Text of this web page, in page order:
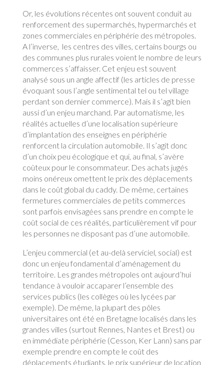
Or, les évolutions récentes ont souvent conduit au
renforcement des supermarchés, hypermarchés et
zones commerciales en périphérie des métropoles.
A l’inverse, les centres des villes, certains bourgs ou
des communes plus rurales voient le nombre de leurs
commerces s’affaisser. Cet enjeu est souvent
analysé sous un angle affectif (les articles de presse
évoquant sous l’angle sentimental tel ou tel village
perdant son dernier commerce). Mais il s’agit bien
aussi d’un enjeu marchand. Par automatisme, les
réalités actuelles d’une localisation supérieure
d’implantation des enseignes en périphérie
renforcent la circulation automobile. Il s’agit donc
d’un choix peu écologique et qui, au final, s’avère
coûteux pour le consommateur. Des achats jugés
moins onéreux omettent le prix des déplacements
dans le coût global du caddy. De même, certaines
fermetures commerciales de petits commerces
sont parfois envisagées sans prendre en compte le
coût social de ces réalités, particulièrement vif pour
les personnes ne disposant pas d’une automobile.
L’enjeu commercial (et au-delà serviciel, social) est
donc un enjeu fondamental d’aménagement du
territoire. Les grandes métropoles ont aujourd’hui
tendance à vouloir accaparer l’ensemble des
services publics (les collèges où les lycées par
exemple). De même, la plupart des pôles
universitaires ont été en Bretagne localisés dans les
grandes villes (surtout Rennes, Nantes et Brest) ou
en immédiate périphérie (Cesson, Ker Lann) sans par
exemple prendre en compte le coût des
déplacements étudiants, le prix supérieur de location